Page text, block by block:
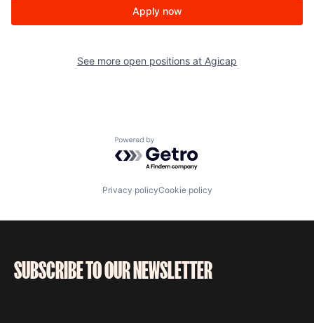
Apply now
See more open positions at Agicap
Powered by Getro.com
Privacy policyCookie policy
SUBSCRIBE TO OUR NEWSLETTER